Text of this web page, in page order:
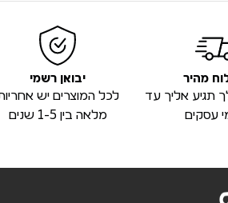
מהיר
תגיע אליך עד
יבואן רשמי
לכל המוצרים יש
מלאה בין 1-5 שנים